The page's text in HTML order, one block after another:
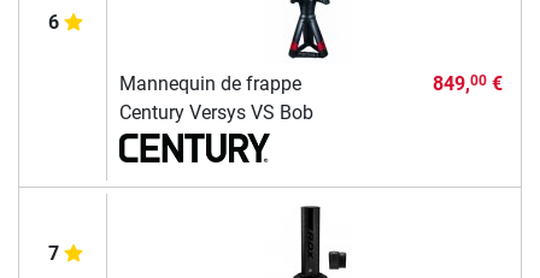
6
Mannequin de frappe
Century Versys VS Bob
849,00€
7